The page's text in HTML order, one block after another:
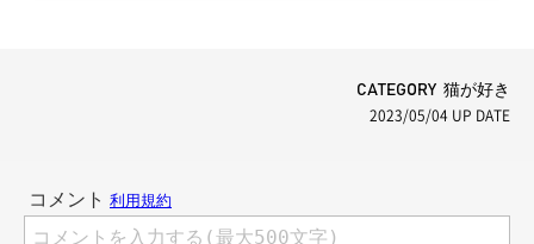
CATEGORY 猫が好き
2023/05/04 UP DATE